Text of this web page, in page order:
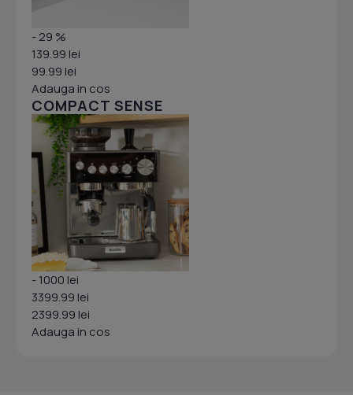
- 29 %
139.99 lei
99.99 lei
Adauga in cos
COMPACT SENSE
- 1000 lei
3399.99 lei
2399.99 lei
Adauga in cos